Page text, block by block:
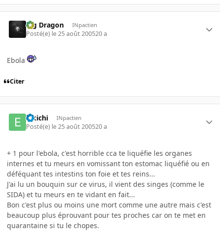
Big Dragon INpactien
Posté(e) le 25 août 200520 a
Ebola
Citer
Eikichi INpactien
Posté(e) le 25 août 200520 a
+ 1 pour l'ebola, c'est horrible cca te liquéfie les organes
internes et tu meurs en vomissant ton estomac liquéfié ou en
déféquant tes intestins ton foie et tes reins...
J'ai lu un bouquin sur ce virus, il vient des singes (comme le
SIDA) et tu meurs en te vidant en fait...
Bon c'est plus ou moins une mort comme une autre mais c'est
beaucoup plus éprouvant pour tes proches car on te met en
quarantaine si tu le chopes.